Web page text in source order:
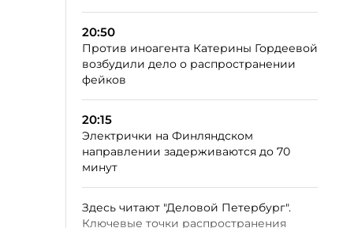
20:50
Против иноагента Катерины Гордеевой
возбудили дело о распространении
фейков
20:15
Электрички на Финляндском
направлении задерживаются до 70
минут
Здесь читают "Деловой Петербург".
Ключевые точки распространения